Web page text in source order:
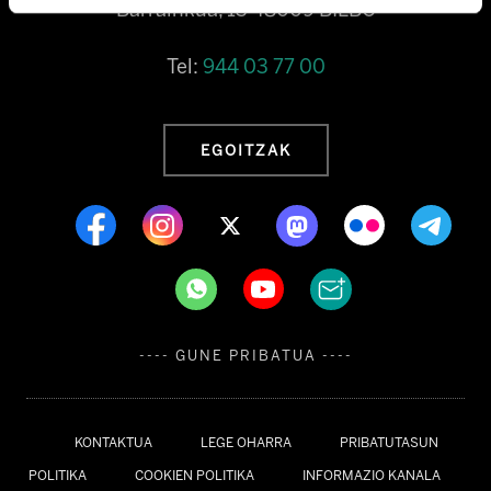
KONTAKTUA LEGE OHARRA PRIBATUTASUN
POLITIKA COOKIEN POLITIKA INFORMAZIO KANALA
Barrainkua, 13 48009 BILBO
Tel: 944 03 77 00
EGOITZAK
---- GUNE PRIBATUA ----